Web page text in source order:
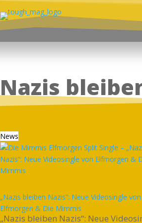
Nazis
News
„Nazis bleiben Nazis“: Neue Videosingle von
Elfmorgen & Die Mimmis
„Nazis bleiben Nazis“: Neue